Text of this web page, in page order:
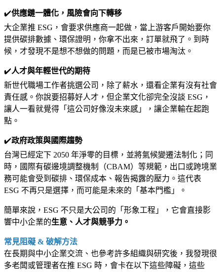
✔️供應鏈一體化，風險會向下轉移
大企業推 ESG，會要求供應商一起做，當上游客戶開始要你
提供碳排數據、環保證明，你拿不出來，訂單就飛了。到時
候，才發現不是想不想做的問題，而是已被市場淘汰。
✔️人才與年輕世代的期待
新世代職場工作者挑選公司，除了薪水，還看企業有沒有社會
責任感。你說要招募好人才，但企業文化卻完全沒談 ESG，
讓人一看就覺得「這公司好像沒未來感」，讓企業輸在起跑
點。
✔️政府政策與國際趨勢
台灣已經定下 2050 年淨零的目標，並將氣候變遷法制化；同
時，國際有碳邊境調整機制（CBAM）等規範，出口或跨境業
務可能會受到碳排、環保成本、報告揭露的壓力。這代表
ESG 不再只是選擇，而可能是未來的「基本門檻」。
簡單來說，ESG 不只是大公司的「形象工程」，它會直接影
響中小企業的生意、人才與競爭力。
常見阻礙 & 破解方法
在長期與中小企業交流、也參考許多組織與研究後，我發現很
多老闆或管理者在推 ESG 時，會卡在以下這些障礙，這些